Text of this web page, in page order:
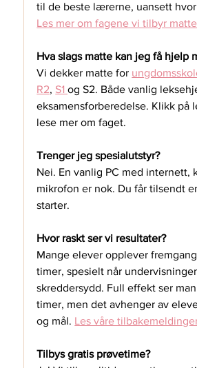
til de beste lærerne, uansett
Les mer om fagene vi tilbyr
Hva slags matte kan jeg få hjelp
Vi dekker matte for
R2, S1 og S2. Både vanlig
eksamensforberedelse. Klikk på
lese mer om faget.
Trenger jeg spesialutstyr?
Nei. En vanlig PC med internett,
mikrofon er nok. Du får tilsendt
starter.
Hvor raskt ser vi resultater?
Mange elever opplever
timer, spesielt når
skreddersydd. Full effekt ser
timer, men det avhenger av
og mål. Les våre
Tilbys gratis prøvetime?